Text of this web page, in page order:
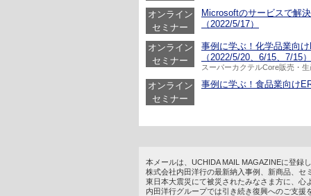
オンライン
セミナー
Microsoftのサービスで解
（2022/5/17）
オンライン
セミナー
事例に学ぶ！化学品業向
（2022/5/20、6/15、7/15）
スーパーカクテルCore販売・
オンライン
セミナー
事例に学ぶ！食品業向け
本メールは、UCHIDA MAIL MAGAZINEに登録
株式会社内田洋行の最新納入事例、新商品、
東日本大震災にて被災されたみなさま方に、心
内田洋行グループでは引き続き復興へのご支援